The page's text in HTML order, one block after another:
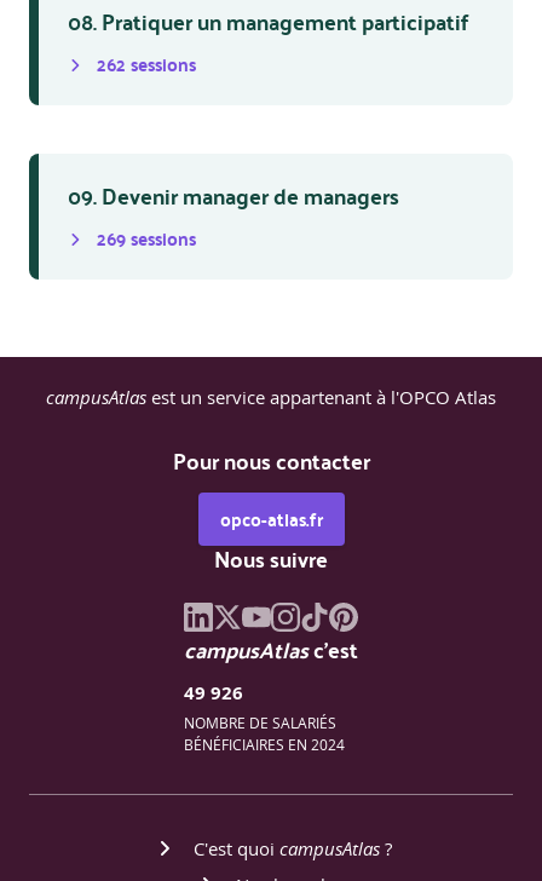
08. Pratiquer un management participatif
262sessions
09. Devenir manager de managers
269sessions
campusAtlas est un service appartenant à l'OPCO Atlas
Pour nous contacter
opco-atlas.fr
Nous suivre
campusAtlasc'est
49 926
NOMBRE DE SALARIÉS
BÉNÉFICIAIRES EN 2024
C'est quoi campusAtlas ?